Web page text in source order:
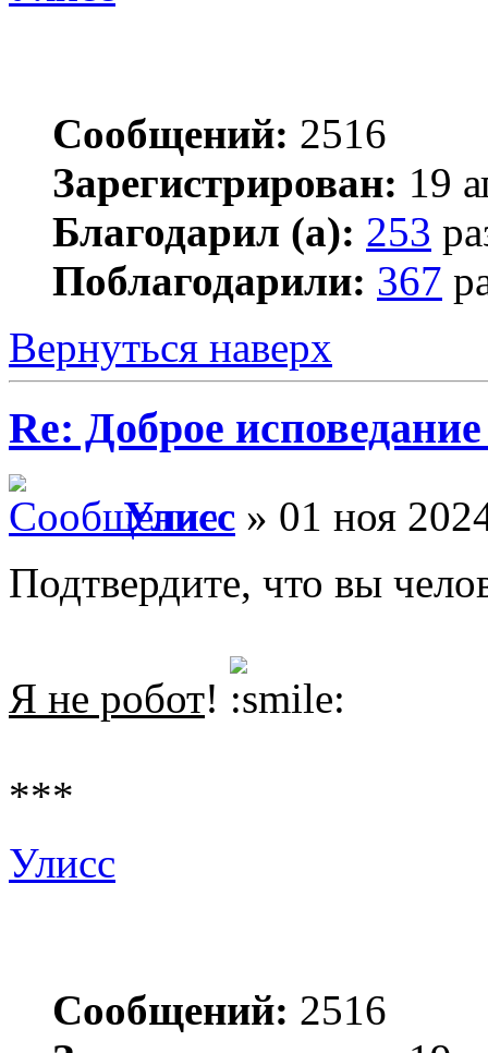
Сообщений: 2516
Зарегистрирован: 19
Благодарил (а): 253
Поблагодарили: 367
Вернуться наверх
Re: Доброе
Улисс » 01 ноя
Подтвердите, что вы
Я не робот!
***
Улисс
Сообщений: 2516